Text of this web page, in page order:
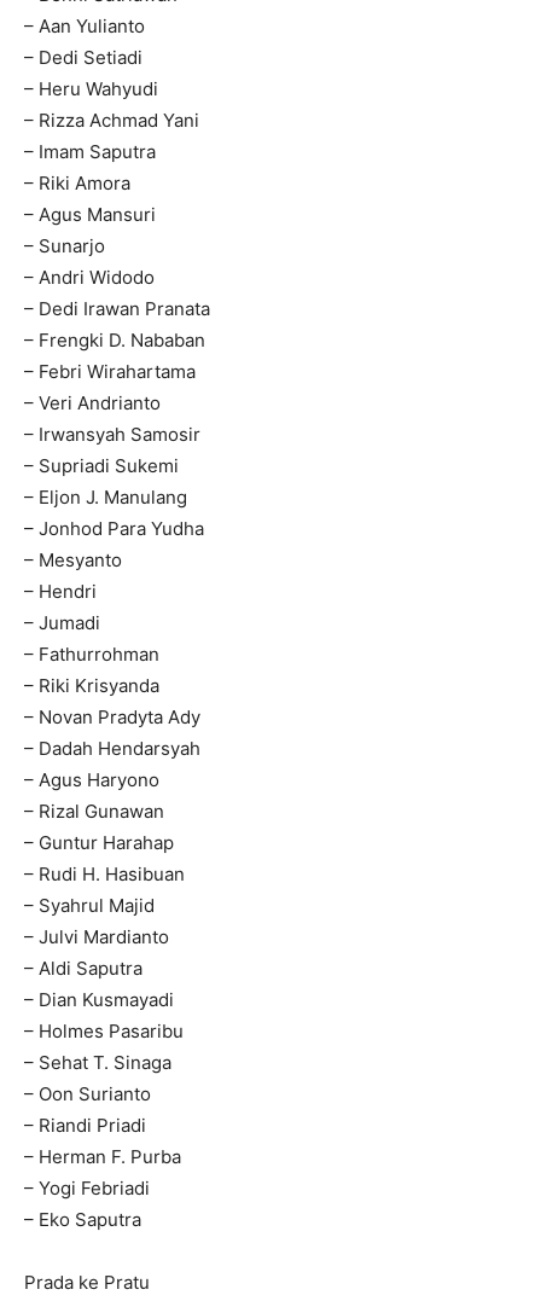
– Aan Yulianto
– Dedi Setiadi
– Heru Wahyudi
– Rizza Achmad Yani
– Imam Saputra
– Riki Amora
– Agus Mansuri
– Sunarjo
– Andri Widodo
– Dedi Irawan Pranata
– Frengki D. Nababan
– Febri Wirahartama
– Veri Andrianto
– Irwansyah Samosir
– Supriadi Sukemi
– Eljon J. Manulang
– Jonhod Para Yudha
– Mesyanto
– Hendri
– Jumadi
– Fathurrohman
– Riki Krisyanda
– Novan Pradyta Ady
– Dadah Hendarsyah
– Agus Haryono
– Rizal Gunawan
– Guntur Harahap
– Rudi H. Hasibuan
– Syahrul Majid
– Julvi Mardianto
– Aldi Saputra
– Dian Kusmayadi
– Holmes Pasaribu
– Sehat T. Sinaga
– Oon Surianto
– Riandi Priadi
– Herman F. Purba
– Yogi Febriadi
– Eko Saputra
Prada ke Pratu